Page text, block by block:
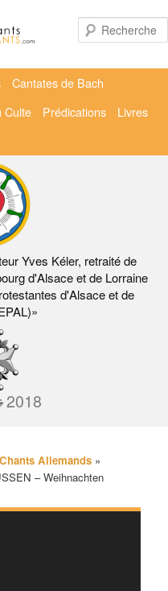
Yves Kéler, retraité de
d'Alsace et de Lorraine
d'Alsace et de
2018
Cantates de Bach
Culte Prédications
Livres
Chants Allemands »
– Weihnachten